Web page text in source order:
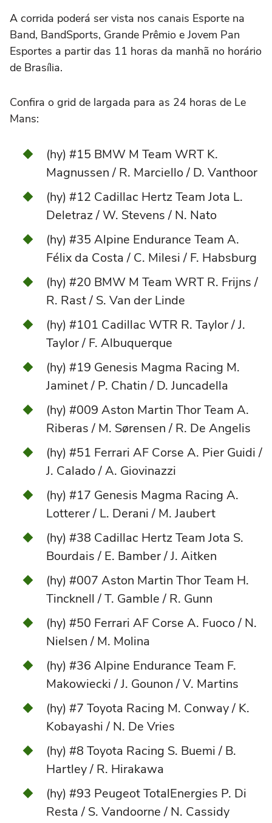
A corrida poderá ser vista nos canais Esporte na
Band, BandSports, Grande Prêmio e Jovem Pan
Esportes a partir das 11 horas da manhã no horário
de Brasília.
Confira o grid de largada para as 24 horas de Le
Mans:
(hy) #15 BMW M Team WRT K.
Magnussen / R. Marciello / D. Vanthoor
(hy) #12 Cadillac Hertz Team Jota L.
Deletraz / W. Stevens / N. Nato
(hy) #35 Alpine Endurance Team A.
Félix da Costa / C. Milesi / F. Habsburg
(hy) #20 BMW M Team WRT R. Frijns /
R. Rast / S. Van der Linde
(hy) #101 Cadillac WTR R. Taylor / J.
Taylor / F. Albuquerque
(hy) #19 Genesis Magma Racing M.
Jaminet / P. Chatin / D. Juncadella
(hy) #009 Aston Martin Thor Team A.
Riberas / M. Sørensen / R. De Angelis
(hy) #51 Ferrari AF Corse A. Pier Guidi /
J. Calado / A. Giovinazzi
(hy) #17 Genesis Magma Racing A.
Lotterer / L. Derani / M. Jaubert
(hy) #38 Cadillac Hertz Team Jota S.
Bourdais / E. Bamber / J. Aitken
(hy) #007 Aston Martin Thor Team H.
Tincknell / T. Gamble / R. Gunn
(hy) #50 Ferrari AF Corse A. Fuoco / N.
Nielsen / M. Molina
(hy) #36 Alpine Endurance Team F.
Makowiecki / J. Gounon / V. Martins
(hy) #7 Toyota Racing M. Conway / K.
Kobayashi / N. De Vries
(hy) #8 Toyota Racing S. Buemi / B.
Hartley / R. Hirakawa
(hy) #93 Peugeot TotalEnergies P. Di
Resta / S. Vandoorne / N. Cassidy